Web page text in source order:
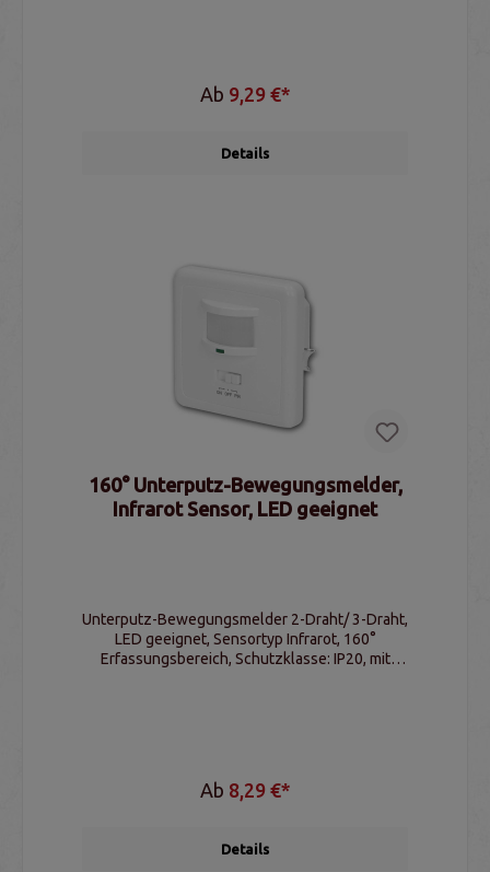
Ab 9,29 €*
Details
160° Unterputz-Bewegungsmelder,
Infrarot Sensor, LED geeignet
Unterputz-Bewegungsmelder 2-Draht/ 3-Draht,
LED geeignet, Sensortyp Infrarot, 160°
Erfassungsbereich, Schutzklasse: IP20, mit
Ab 8,29 €*
Details